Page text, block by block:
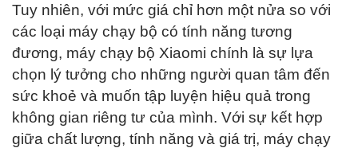
Tuy nhiên, với mức giá chỉ hơn một nửa so với
các loại máy chạy bộ có tính năng tương
đương, máy chạy bộ Xiaomi chính là sự lựa
chọn lý tưởng cho những người quan tâm đến
sức khoẻ và muốn tập luyện hiệu quả trong
không gian riêng tư của mình. Với sự kết hợp
giữa chất lượng, tính năng và giá trị, máy chạy